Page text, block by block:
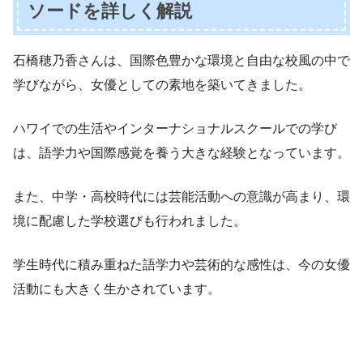
ソードを詳しく解説
石橋穂乃香さんは、国際色豊かな環境と自由な校風の中で
学びながら、女優としての素地を築いてきました。
ハワイでの生活やインターナショナルスクールでの学び
は、語学力や国際感覚を養う大きな経験となっています。
また、中学・高校時代には芸能活動への意識が高まり、環
境に配慮した学校選びも行われました。
学生時代に積み重ねた語学力や芸術的な感性は、今の女優
活動にも大きく生かされています。